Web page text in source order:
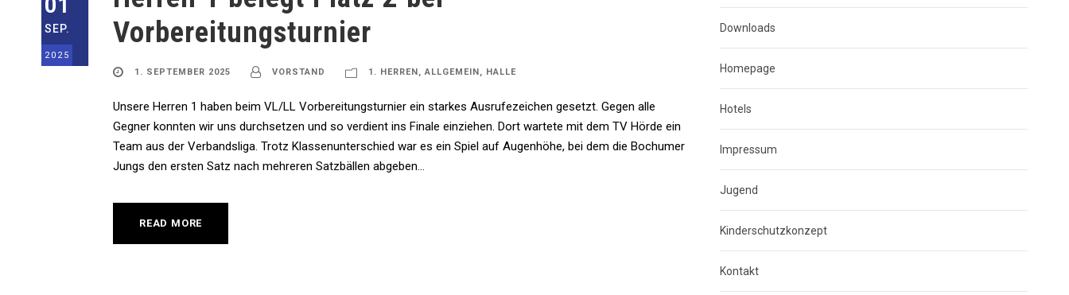
01
SEP.
2025
Vorbereitungsturnier
1. SEPTEMBER 2025 VORSTAND 1. HERREN, ALLGEMEIN, HALLE
Unsere Herren 1 haben beim VL/LL Vorbereitungsturnier ein starkes Ausrufezeichen gesetzt. Gegen alle
Gegner konnten wir uns durchsetzen und so verdient ins Finale einziehen. Dort wartete mit dem TV Hörde ein
Team aus der Verbandsliga. Trotz Klassenunterschied war es ein Spiel auf Augenhöhe, bei dem die Bochumer
Jungs den ersten Satz nach mehreren Satzbällen abgeben...
READ MORE
Downloads
Homepage
Hotels
Impressum
Jugend
Kinderschutzkonzept
Kontakt